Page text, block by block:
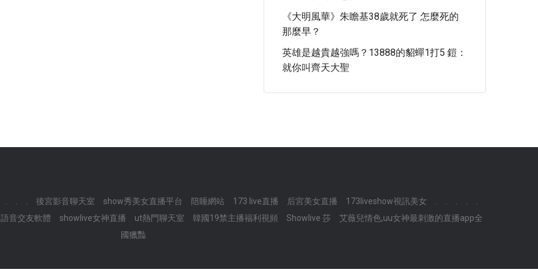
《大明風華》朱瞻基38歲就死了 怎麼死的
那麼早？
英雄是越貴越強嗎？13888的貂蟬1打5 鎧：
就你叫齊天大聖
後宮影音聊天室 show秀美女直播平台 陪睡網站 173 live直播 后宮美女直播 173liveshow視訊美女
語音交友軟體 showlive女神直播 ut熱門聊天室 韓國19禁主播福利視頻 Showlive 莎
艾薇兒情色,uu女神最刺激的直播app全
國獵豔